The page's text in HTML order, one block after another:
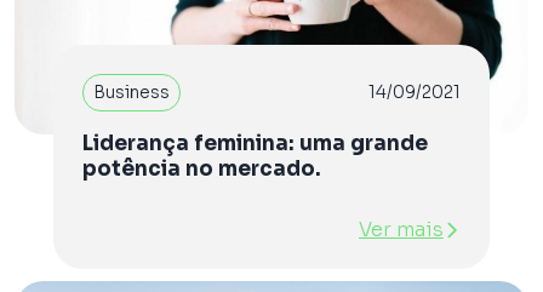
Business 14/09/2021
Liderança feminina: uma grande
potência no mercado.
Ver mais